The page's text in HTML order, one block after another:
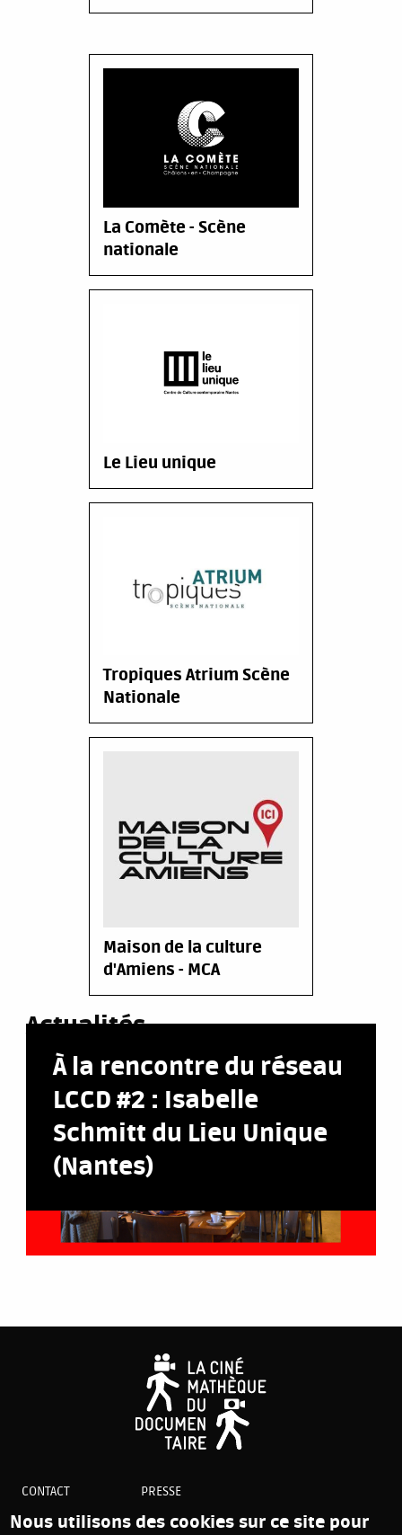
La Comète - Scène
nationale
Le Lieu unique
Tropiques Atrium Scène
Nationale
Maison de la culture
d'Amiens - MCA
Actualités
À la rencontre du réseau
LCCD #2 : Isabelle
Schmitt du Lieu Unique
(Nantes)
CONTACT
PLAN DU SITE
PRESSE
Nous utilisons des cookies sur ce site pour